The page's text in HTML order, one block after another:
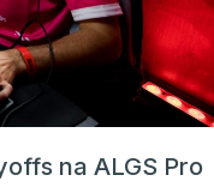
na ALGS Pro